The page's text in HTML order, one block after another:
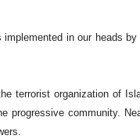
in our heads
terrorist organization of
progressive community.